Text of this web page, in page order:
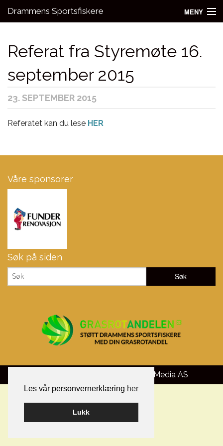
Les vår personvernerklæring her
Lukk
Drammens Sportsfiskere MENY
Aktivitetsgrupper
Utleie
Bli medlem!
Fiske
Referat fra Styremøte 16.
september 2015
23. SEPTEMBER 2015
Referatet kan du lese HER
Våre sponsorer
Søk på siden
Smart Media AS